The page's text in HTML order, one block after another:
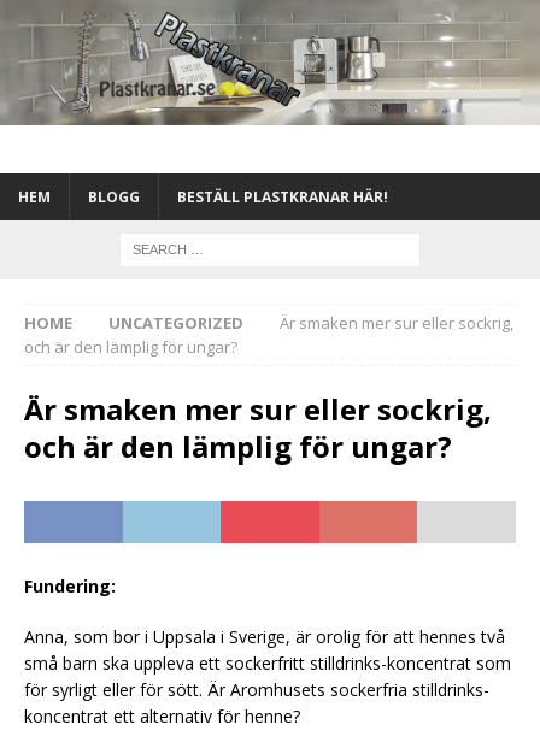
HEM BLOGG BESTÄLL PLASTKRANAR HÄR!
HOME UNCATEGORIZED
Är smaken mer sur eller sockrig,
och är den lämplig för ungar?
Är smaken mer sur eller sockrig,
och är den lämplig för ungar?
Fundering:
Anna, som bor i Uppsala i Sverige, är orolig för att hennes två
små barn ska uppleva ett sockerfritt stilldrinks-koncentrat som
för syrligt eller för sött. Är Aromhusets sockerfria stilldrinks-
koncentrat ett alternativ för henne?